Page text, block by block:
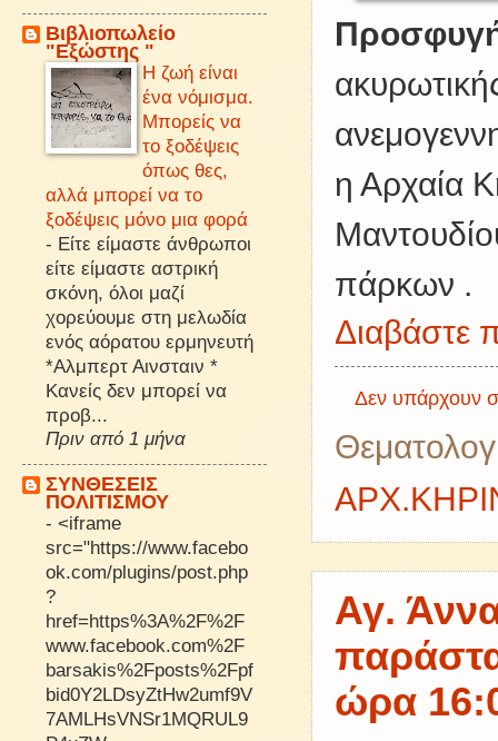
η Αρχαία
πάρκων .
Διαβάστε
Δεν υπάρχουν
Αγ.
ώρα
Βιβλιοπωλείο
"Εξώστης "
Η ζωή είναι
ένα νόμισμα.
Μπορείς να
το ξοδέψεις
όπως θες,
αλλά μπορεί να το
ξοδέψεις μόνο μια φορά
- Είτε είμαστε άνθρωποι
είτε είμαστε αστρική
σκόνη, όλοι μαζί
χορεύουμε στη μελωδία
ενός αόρατου ερμηνευτή
*Αλμπερτ Αινσταιν *
Κανείς δεν μπορεί να
προβ...
Πριν από 1 μήνα
ΣΥΝΘΕΣΕΙΣ
ΠΟΛΙΤΙΣΜΟΥ
- <iframe
src="https://www.facebo
ok.com/plugins/post.php
?
href=https%3A%2F%2F
www.facebook.com%2F
barsakis%2Fposts%2Fpf
bid0Y2LDsyZtHw2umf9V
7AMLHsVNSr1MQRUL9